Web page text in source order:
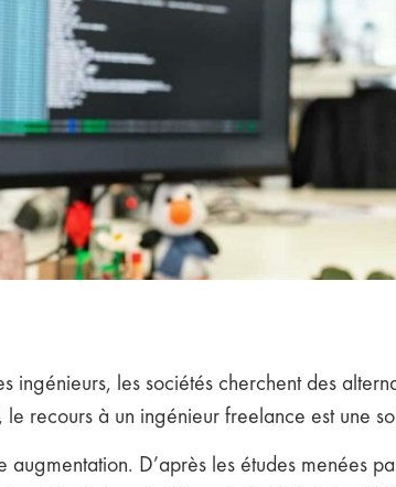
ingénieurs, les sociétés cherchent des
recours à un ingénieur freelance est une
D’après les études menées